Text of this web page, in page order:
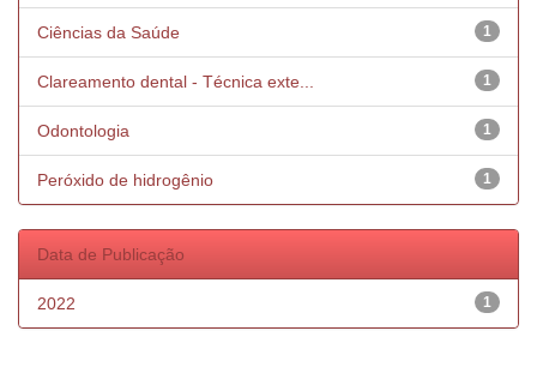
1
Ciências da Saúde
1
Clareamento dental - Técnica exte...
1
Odontologia
1
Peróxido de hidrogênio
Data de Publicação
1
2022